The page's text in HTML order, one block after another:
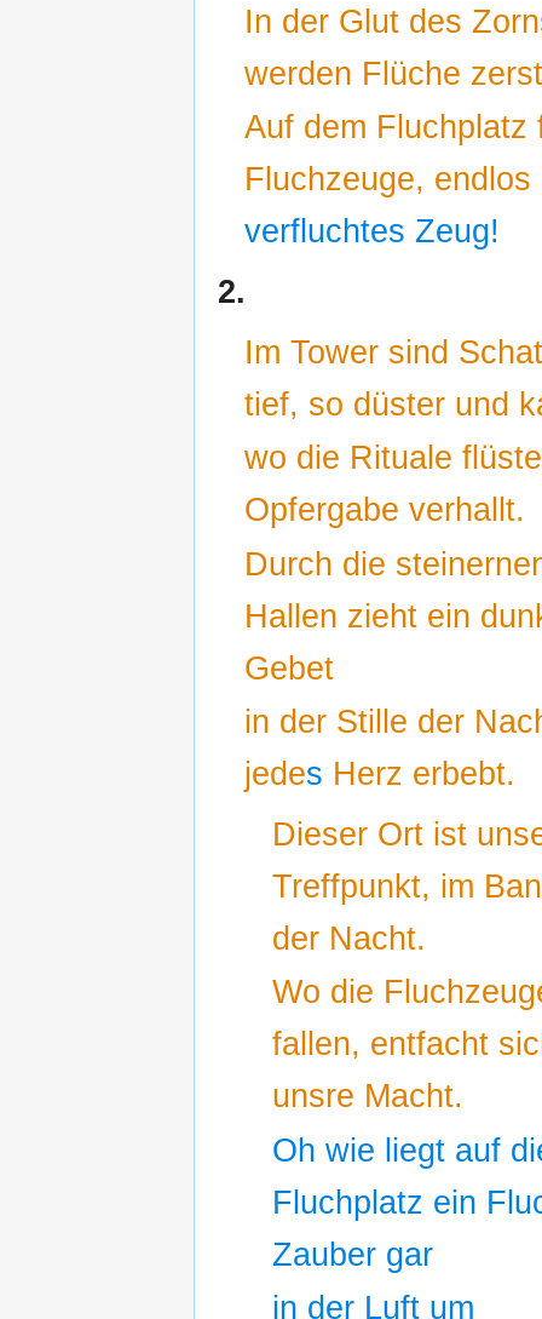
In der Glut des
werden Flüche
Auf dem Fluchplatz
Fluchzeuge, endlos
verfluchtes Zeug!
2.
Im Tower sind
tief, so düster und
wo die Rituale
Opfergabe verhallt.
Durch die
Hallen zieht ein
Gebet
in der Stille der
jedes Herz erbebt.
Dieser Ort ist
Treffpunkt, im
der Nacht.
Wo die
fallen, entfacht
unsre Macht.
Oh wie liegt auf
Fluchplatz ein
Zauber gar
in der Luft um